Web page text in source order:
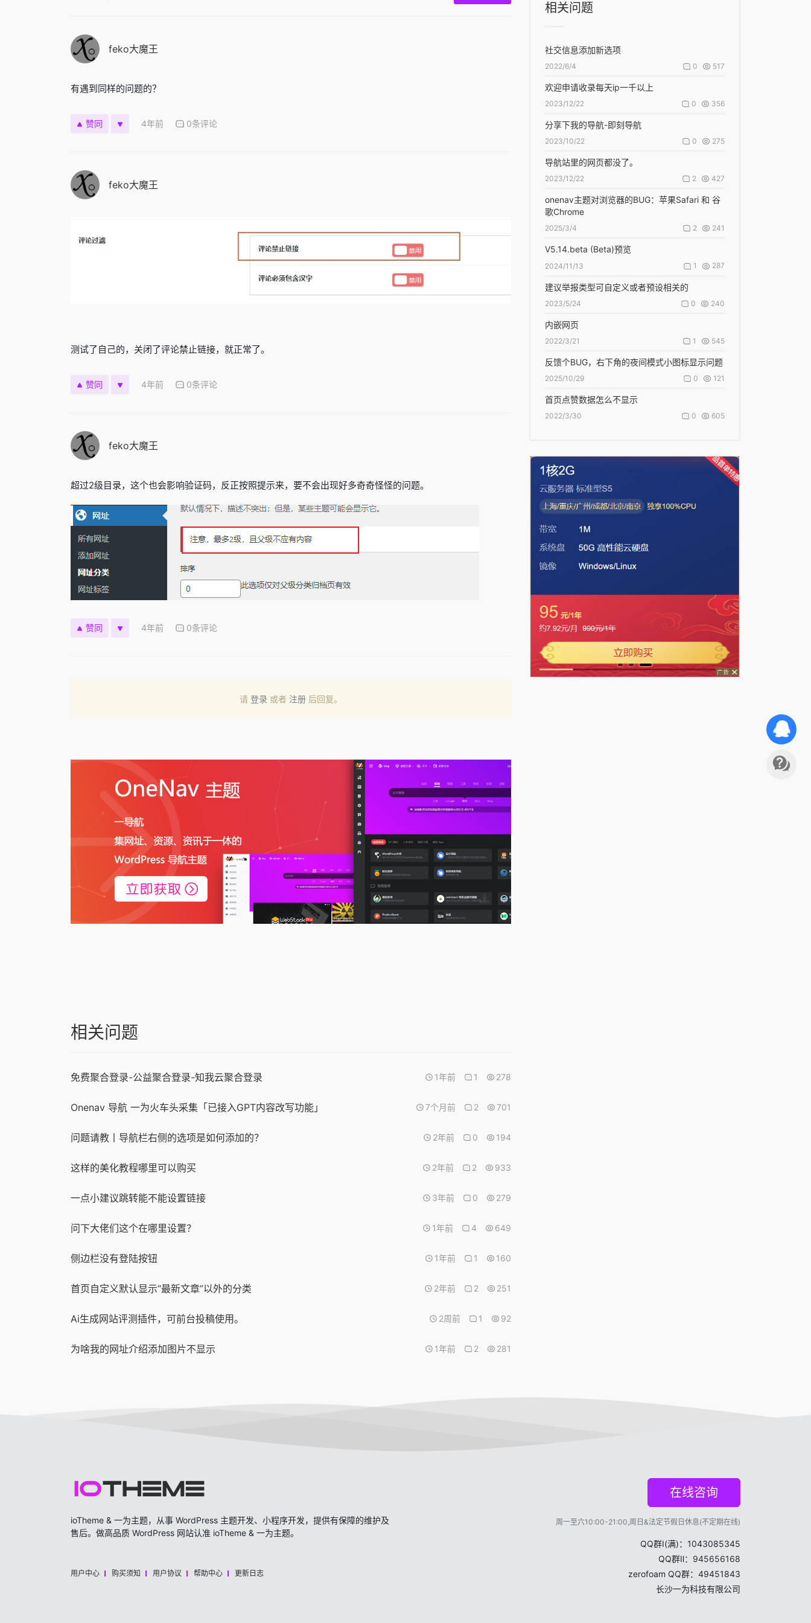
feko大魔王
有遇到同样的问题的？
赞同 4年前 0条评论
feko大魔王
测试了自己的，关闭了评论禁止链接，就正常了。
赞同 4年前 0条评论
feko大魔王
超过2级目录，这个也会影响验证码，反正按照提示来，要不会出现好多奇奇怪怪的问题。
赞同 4年前 0条评论
请 登录 或者 注册 后回复。
相关问题
免费聚合登录-公益聚合登录-知我云聚合登录 1年前 1 278
Onenav 导航 一为火车头采集「已接入GPT内容改写功能」 7个月前 2 701
问题请教丨导航栏右侧的选项是如何添加的？ 2年前 0 194
这样的美化教程哪里可以购买 2年前 2 933
一点小建议跳转能不能设置链接 3年前 0 279
问下大佬们这个在哪里设置？ 1年前 4 649
侧边栏没有登陆按钮 1年前 1 160
首页自定义默认显示“最新文章”以外的分类 2年前 2 251
Ai生成网站评测插件，可前台投稿使用。 2周前 1 92
为啥我的网址介绍添加图片不显示 1年前 2 281
相关问题
社交信息添加新选项
2022/6/4 0 517
欢迎申请收录每天ip一千以上
2023/12/22 0 356
分享下我的导航-即刻导航
2023/10/22 0 275
导航站里的网页都没了。
2023/12/22 2 427
onenav主题对浏览器的BUG：苹果Safari 和 谷
歌Chrome
2025/3/4 2 241
V5.14.beta (Beta)预览
2024/11/13 1 287
建议举报类型可自定义或者预设相关的
2023/5/24 0 240
内嵌网页
2022/3/21 1 545
反馈个BUG，右下角的夜间模式小图标显示问题
2025/10/29 0 121
首页点赞数据怎么不显示
2022/3/30 0 605
ioTheme & 一为主题，从事 WordPress 主题开发、小程序开发，提供有保障的维护及
售后。做高品质 WordPress 网站认准 ioTheme & 一为主题。
用户中心 购买须知 用户协议 帮助中心 更新日志
在线咨询
周一至六10:00-21:00,周日&法定节假日休息(不定期在线)
QQ群Ⅰ(满)：1043085345
QQ群Ⅱ： 945656168
zerofoam QQ群：49451843
长沙一为科技有限公司